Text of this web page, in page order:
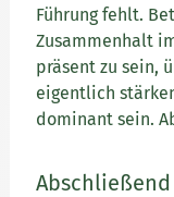
Führung fehlt.
Zusammenhalt
präsent zu sein,
eigentlich
dominant sein.
Abschließend